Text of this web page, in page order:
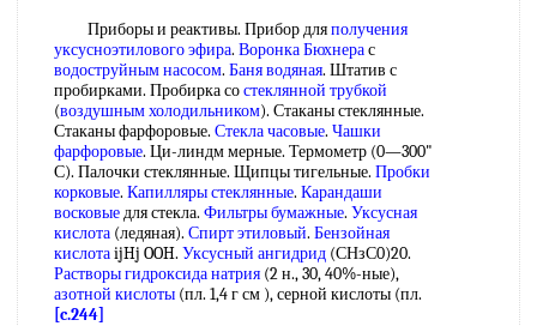
Приборы и реактивы. Прибор дляполучения
уксусноэтилового эфира. Воронка Бюхнерас
водоструйным насосом. Баня водяная. Штатив с
пробирками. Пробирка состеклянной трубкой
(воздушным холодильником). Стаканы стеклянные.
Стаканы фарфоровые. Стекла часовые. Чашки
фарфоровые. Ци-линдм мерные. Термометр (0—300"
С). Палочки стеклянные. Щипцы тигельные. Пробки
корковые. Капилляры стеклянные. Карандаши
восковыедля стекла. Фильтры бумажные. Уксусная
кислота (ледяная). Спирт этиловый. Бензойная
кислотаijHj OOH. Уксусный ангидрид (СНзС0)20.
Растворы гидроксида натрия (2 н., 30, 40%-ные),
азотной кислоты (пл. 1,4 г см ), серной кислоты (пл.
[c.244]